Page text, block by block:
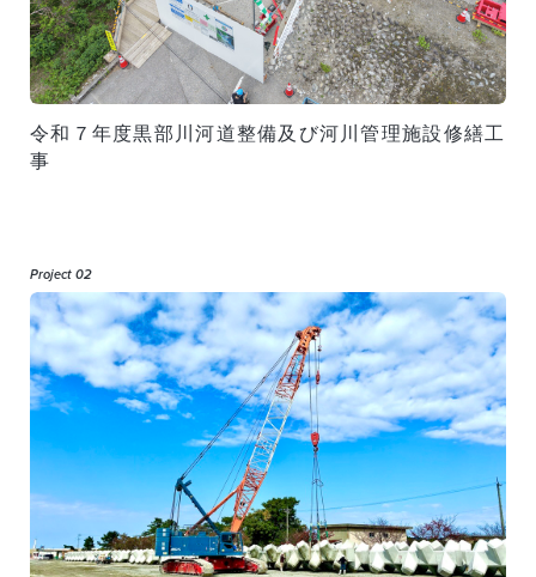
令和７年度黒部川河道整備及び河川管理施設修繕工
事
Project 02